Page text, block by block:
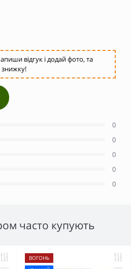
відгук і додай фото, та
знижку!
0
0
0
0
0
часто купують
ВОГОНЬ